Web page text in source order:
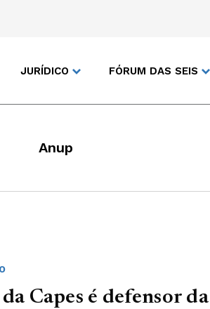
JURÍDICO FÓRUM DAS SEIS
Anup
Capes é defensor da